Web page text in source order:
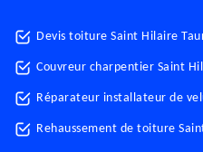
Devis toiture Saint Hilaire
Couvreur charpentier Saint
Réparateur installateur de
Rehaussement de toiture